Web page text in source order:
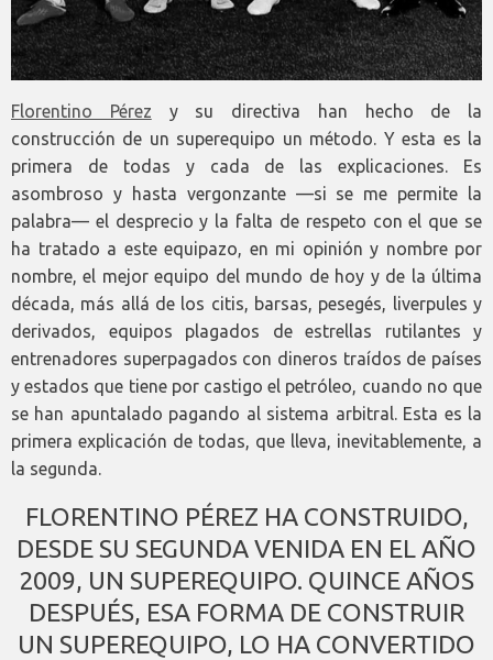
Florentino Pérez y su directiva han hecho de la
construcción de un superequipo un método. Y esta es la
primera de todas y cada de las explicaciones. Es
asombroso y hasta vergonzante —si se me permite la
palabra— el desprecio y la falta de respeto con el que se
ha tratado a este equipazo, en mi opinión y nombre por
nombre, el mejor equipo del mundo de hoy y de la última
década, más allá de los citis, barsas, pesegés, liverpules y
derivados, equipos plagados de estrellas rutilantes y
entrenadores superpagados con dineros traídos de países
y estados que tiene por castigo el petróleo, cuando no que
se han apuntalado pagando al sistema arbitral. Esta es la
primera explicación de todas, que lleva, inevitablemente, a
la segunda.
FLORENTINO PÉREZ HA CONSTRUIDO,
DESDE SU SEGUNDA VENIDA EN EL AÑO
2009, UN SUPEREQUIPO. QUINCE AÑOS
DESPUÉS, ESA FORMA DE CONSTRUIR
UN SUPEREQUIPO, LO HA CONVERTIDO